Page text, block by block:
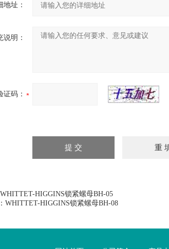
地址：
说明：
证码：
WHITTET-HIGGINS锁紧螺母BH-05
WHITTET-HIGGINS锁紧螺母BH-08